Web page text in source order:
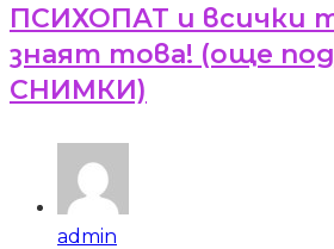
ПСИХОПАТ и всички
знаят това! (още
СНИМКИ)
admin